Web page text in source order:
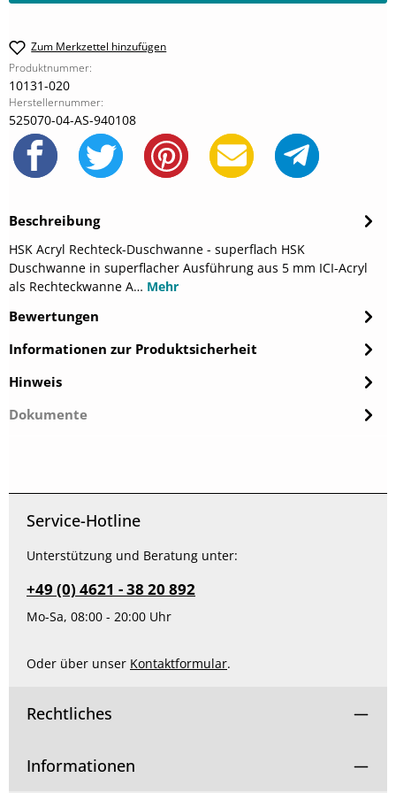
Zum Merkzettel hinzufügen
Produktnummer:
10131-020
Herstellernummer:
525070-04-AS-940108
Beschreibung
HSK Acryl Rechteck-Duschwanne - superflach HSK
Duschwanne in superflacher Ausführung aus 5 mm ICI-Acryl
als Rechteckwanne A… Mehr
Bewertungen
Informationen zur Produktsicherheit
Hinweis
Dokumente
Service-Hotline
Unterstützung und Beratung unter:
+49 (0) 4621 - 38 20 892
Mo-Sa, 08:00 - 20:00 Uhr
Oder über unser Kontaktformular.
Rechtliches
Informationen